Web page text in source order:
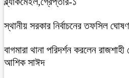
স্থানীয় সরকার নির্বাচনের তফসিল
বাগমারা থানা পরিদর্শন করলেন
আশিক সাঈদ